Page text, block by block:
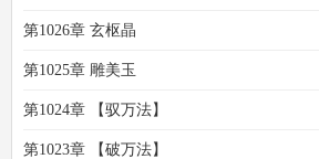
第1026章 玄枢晶
第1025章 雕美玉
第1024章 【驭万法】
第1023章 【破万法】